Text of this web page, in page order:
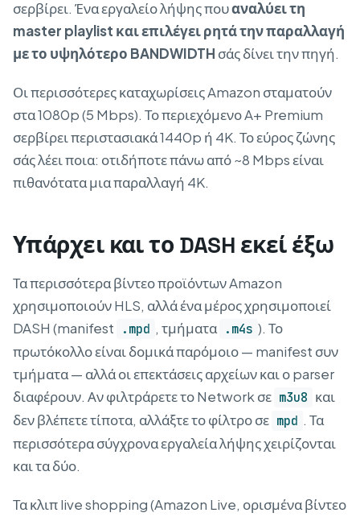
σερβίρει. Ένα εργαλείο λήψης πουαναλύει τη
master playlist και επιλέγει ρητά την παραλλαγή
με το υψηλότερο BANDWIDTH σάς δίνει την πηγή.
Οι περισσότερες καταχωρίσεις Amazon σταματούν
στα 1080p (5 Mbps). Το περιεχόμενο A+ Premium
σερβίρει περιστασιακά 1440p ή 4K. Το εύρος ζώνης
σάς λέει ποια: οτιδήποτε πάνω από ~8 Mbps είναι
πιθανότατα μια παραλλαγή 4K.
Υπάρχει και το DASH εκεί έξω
Τα περισσότερα βίντεο προϊόντων Amazon
χρησιμοποιούν HLS, αλλά ένα μέρος χρησιμοποιεί
DASH (manifest
.mpd , τμήματα .m4s ). Το
πρωτόκολλο είναι δομικά παρόμοιο — manifest συν
τμήματα — αλλά οι επεκτάσεις αρχείων και ο parser
διαφέρουν. Αν φιλτράρετε το Network σε m3u8 και
δεν βλέπετε τίποτα, αλλάξτε το φίλτρο σε mpd . Τα
περισσότερα σύγχρονα εργαλεία λήψης χειρίζονται
και τα δύο.
Τα κλιπ live shopping (Amazon Live, ορισμένα βίντεο